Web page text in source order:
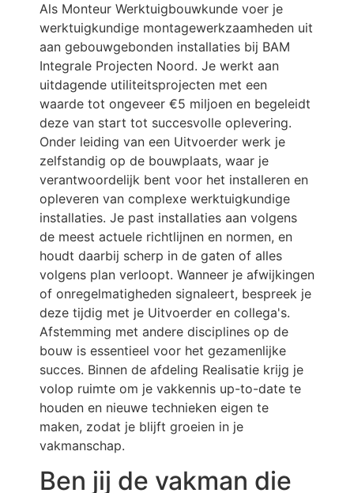
Als Monteur Werktuigbouwkunde voer je
werktuigkundige montagewerkzaamheden uit
aan gebouwgebonden installaties bij BAM
Integrale Projecten Noord. Je werkt aan
uitdagende utiliteitsprojecten met een
waarde tot ongeveer €5 miljoen en begeleidt
deze van start tot succesvolle oplevering.
Onder leiding van een Uitvoerder werk je
zelfstandig op de bouwplaats, waar je
verantwoordelijk bent voor het installeren en
opleveren van complexe werktuigkundige
installaties. Je past installaties aan volgens
de meest actuele richtlijnen en normen, en
houdt daarbij scherp in de gaten of alles
volgens plan verloopt. Wanneer je afwijkingen
of onregelmatigheden signaleert, bespreek je
deze tijdig met je Uitvoerder en collega's.
Afstemming met andere disciplines op de
bouw is essentieel voor het gezamenlijke
succes. Binnen de afdeling Realisatie krijg je
volop ruimte om je vakkennis up-to-date te
houden en nieuwe technieken eigen te
maken, zodat je blijft groeien in je
vakmanschap.
Ben jij de vakman die